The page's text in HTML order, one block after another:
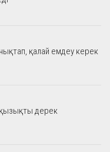
қалай емдеу керек
қызықты дерек